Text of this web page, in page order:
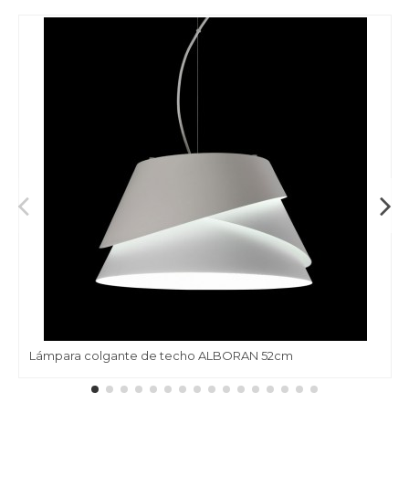
Lámpara colgante de techo ALBORAN 52cm